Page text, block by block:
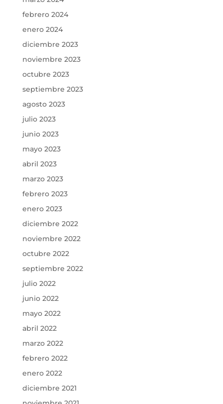
febrero 2024
enero 2024
diciembre 2023
noviembre 2023
octubre 2023
septiembre 2023
agosto 2023
julio 2023
junio 2023
mayo 2023
abril 2023
marzo 2023
febrero 2023
enero 2023
diciembre 2022
noviembre 2022
octubre 2022
septiembre 2022
julio 2022
junio 2022
mayo 2022
abril 2022
marzo 2022
febrero 2022
enero 2022
diciembre 2021